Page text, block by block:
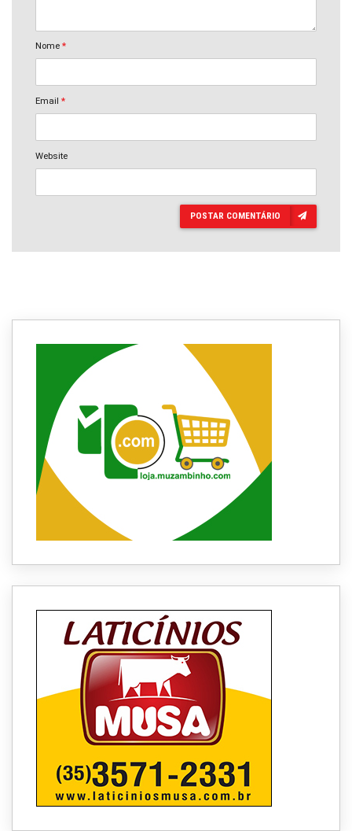
Nome *
Email *
Website
POSTAR COMENTÁRIO